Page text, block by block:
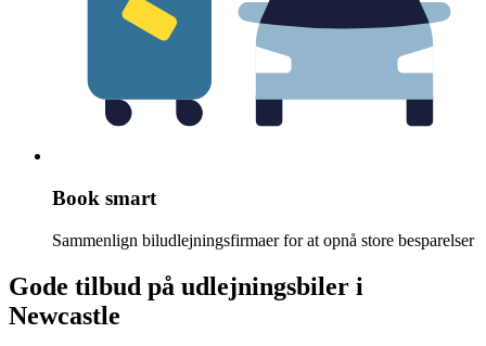
Book smart
Sammenlign biludlejningsfirmaer for at opnå store besparelser
Gode tilbud på udlejningsbiler i
Newcastle